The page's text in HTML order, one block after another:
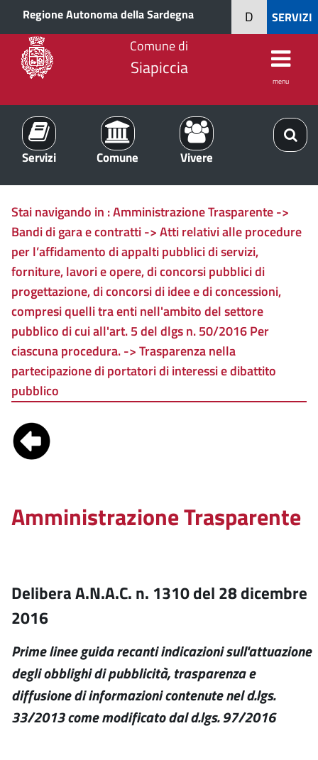
Regione Autonoma della Sardegna SERVIZI
D
Comune di
Siapiccia
menu
Servizi Comune Vivere
Stai navigando in :Amministrazione Trasparente ->
Bandi di gara e contratti -> Atti relativi alle procedure
per l’affidamento di appalti pubblici di servizi,
forniture, lavori e opere, di concorsi pubblici di
progettazione, di concorsi di idee e di concessioni,
compresi quelli tra enti nell'ambito del settore
pubblico di cui all'art. 5 del dlgs n. 50/2016 Per
ciascuna procedura. -> Trasparenza nella
partecipazione di portatori di interessi e dibattito
pubblico
Amministrazione Trasparente
Delibera A.N.A.C. n. 1310 del 28 dicembre
2016
Prime linee guida recanti indicazioni sull'attuazione
degli obblighi di pubblicità, trasparenza e
diffusione di informazioni contenute nel d.lgs.
33/2013 come modificato dal d.lgs. 97/2016